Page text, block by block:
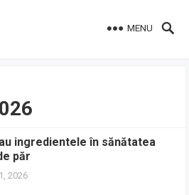
MENU
ingredientele în sănătatea
păr
2026